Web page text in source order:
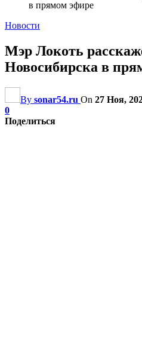
в прямом эфире
Новости
Мэр Локоть
Новосибирска в
By sonar54.ru On 27 Ноя,
0
Поделиться